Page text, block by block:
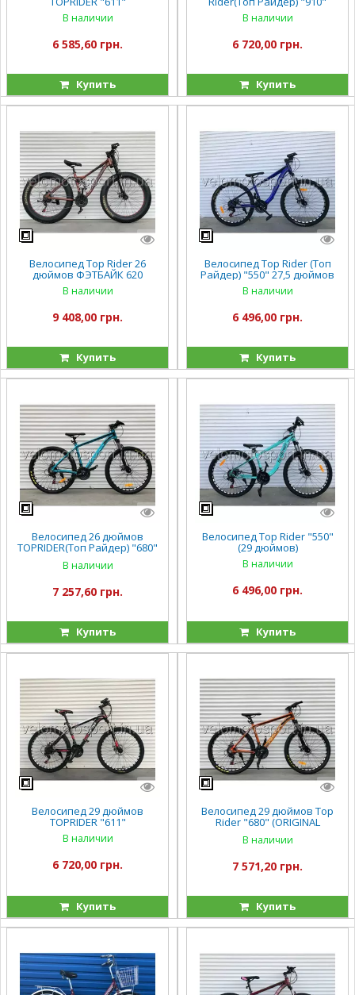
В наличии
6 585,60 грн.
Купить
В наличии
6 720,00 грн.
Купить
Велосипед Top Rider 26
дюймов ФЭТБАЙК 620
В наличии
9 408,00 грн.
Купить
Велосипед Top Rider (Топ
Райдер) "550" 27,5 дюймов
В наличии
6 496,00 грн.
Купить
Велосипед 26 дюймов
TOPRIDER(Топ Райдер) "680"
(ORIGINAL SHIMANO)
В наличии
7 257,60 грн.
Купить
Велосипед Top Rider "550"
(29 дюймов)
В наличии
6 496,00 грн.
Купить
Велосипед 29 дюймов
TOPRIDER "611"
В наличии
6 720,00 грн.
Купить
Велосипед 29 дюймов Top
Rider "680" (ORIGINAL
SHIMANO)
В наличии
7 571,20 грн.
Купить